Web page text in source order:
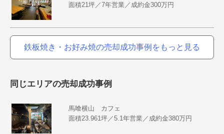
面積21坪／7年営業／成約金300万円
鉄板焼き・お好み焼の売却成功事例をもっと見る
同じエリアの売却成功事例
馬喰横山 カフェ
面積23.961坪／5.1年営業／成約金380万円